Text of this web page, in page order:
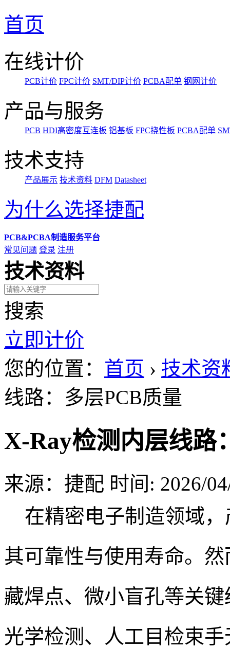
首页
在线计价
PCB计价 FPC计价 SMT/DIP计价 PCBA配单 钢网计价
产品与服务
PCB HDI高密度互连板 铝基板 FPC挠性板 PCBA配单
技术支持
产品展示 技术资料 DFM Datasheet
为什么选择捷配
PCB&PCBA制造服务平台
常见问题 登录 注册
技术资料
搜索
立即计价
您的位置： 首页 › 技术资
线路：多层PCB质量
X-Ray检测内层线路
来源：捷配 时间: 2026/
在精密电子制造领域，
其可靠性与使用寿命。
藏焊点、微小盲孔等关
光学检测、人工目检束